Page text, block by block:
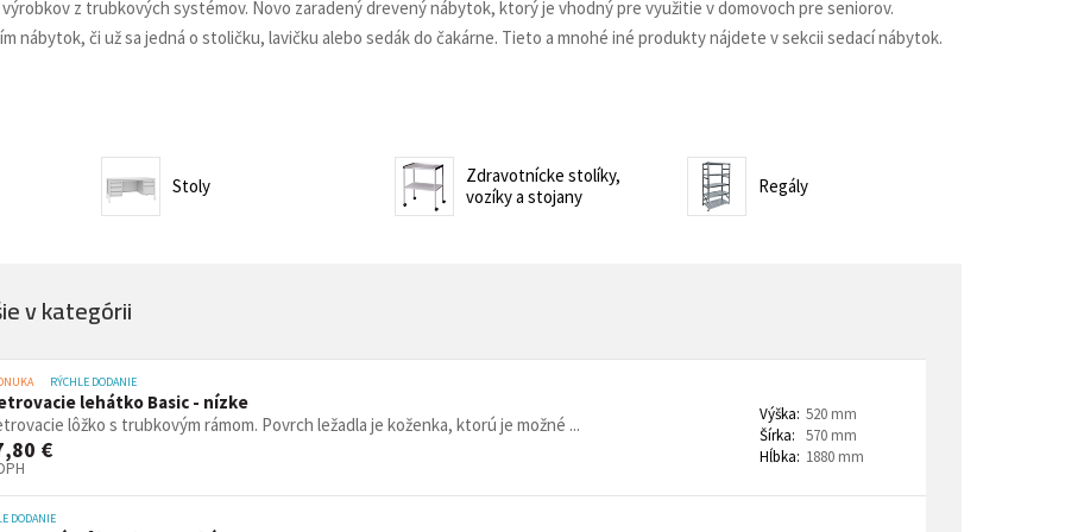
Zdravotnícke a ošetrovacie nočné stolíky
Infúzne stojany
Dielenské vozíky a kontajnery
regály
Regály do obchodu
stop prevádzky
stoličky
z trubkových systémov. Novo zaradený drevený nábytok, ktorý je vhodný pre využitie v domovoch pre seniorov.
či už sa jedná o stoličku, lavičku alebo sedák do čakárne. Tieto a mnohé iné produkty nájdete v sekcii sedací nábytok.
Stoly
Zdravotnícke stolíky,
vozíky a stojany
Regály
v kategórii
RÝCHLE DODANIE
lehátko Basic - nízke
lôžko s trubkovým rámom. Povrch ležadla je koženka, ktorú je možné ...
€
Výška: 520 mm
Šírka: 570 mm
Hĺbka: 1880 mm
DODANIE